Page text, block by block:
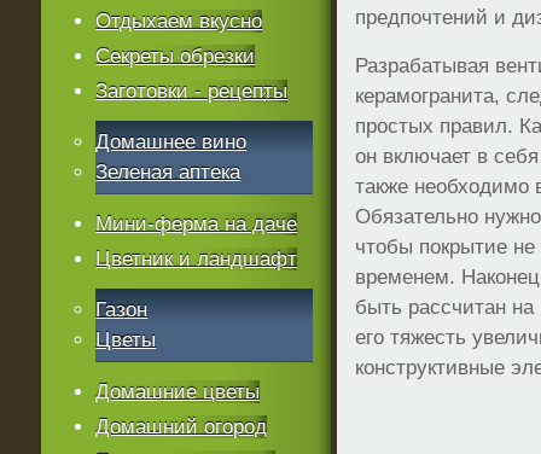
предпочтений и
Разрабатывая
керамогранита,
простых правил.
он включает в
также необходимо
Обязательно
чтобы покрытие
временем.
быть рассчитан на
его тяжесть
конструктивные
Отдыхаем вкусно
Секреты обрезки
Заготовки - рецепты
Домашнее вино
Зеленая аптека
Мини-ферма на даче
Цветник и ландшафт
Газон
Цветы
Домашние цветы
Домашний огород